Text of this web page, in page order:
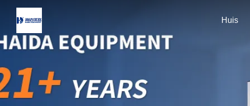
Huis